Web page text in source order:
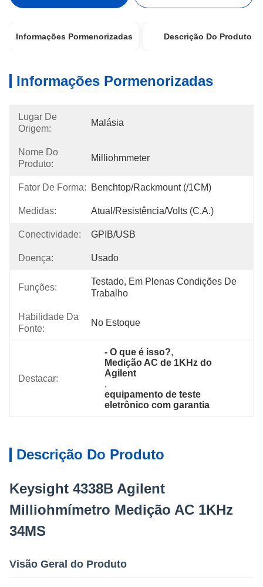
Informações Pormenorizadas Descrição Do Produto
Informações Pormenorizadas
Lugar De
Origem:
Malásia
Nome Do
Produto:
Milliohmmeter
Fator De Forma: Benchtop/Rackmount (/1CM)
Medidas: Atual/resistência/volts (C.A.)
Conectividade: GPIB/USB
Doença: Usado
Funções:
Testado, Em Plenas Condições De
Trabalho
Habilidade Da
Fonte:
No Estoque
Destacar:
- O que é isso?,
Medição AC de 1KHz do
Agilent
,
equipamento de teste
eletrônico com garantia
Descrição Do Produto
Keysight 4338B Agilent
Milliohmímetro Medição AC 1KHz
34MS
Visão Geral do Produto